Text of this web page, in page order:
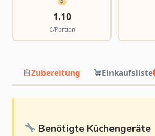
1.10
€/Portion
Zubereitung Einkaufsliste
Benötigte Küchengeräte